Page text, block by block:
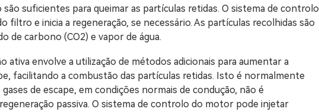
suficientes para queimar as partículas retidas. O sistema de controlo
e inicia a regeneração, se necessário. As partículas recolhidas são
de carbono (CO2) e vapor de água.
ativa envolve a utilização de métodos adicionais para aumentar a
facilitando a combustão das partículas retidas. Isto é normalmente
de escape, em condições normais de condução, não é
passiva. O sistema de controlo do motor pode injetar